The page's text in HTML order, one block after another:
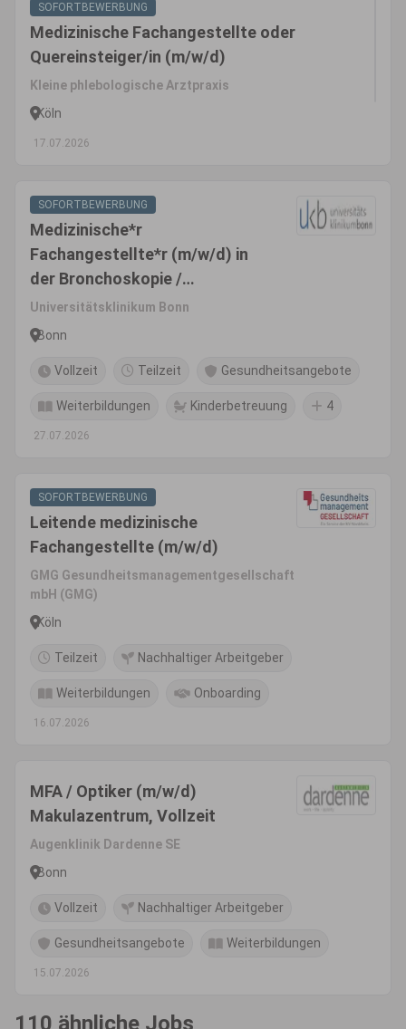
SOFORTBEWERBUNG
Medizinische Fachangestellte oder
Quereinsteiger/in (m/w/d)
Kleine phlebologische Arztpraxis
Köln
17.07.2026
SOFORTBEWERBUNG
Medizinische*r
Fachangestellte*r (m/w/d) in
der Bronchoskopie /
Pneumologischen Ambulanz
Universitätsklinikum Bonn
Bonn
Vollzeit Teilzeit Gesundheitsangebote
Weiterbildungen Kinderbetreuung 4
27.07.2026
SOFORTBEWERBUNG
Leitende medizinische
Fachangestellte (m/w/d)
GMG Gesundheitsmanagementgesellschaft
mbH (GMG)
Köln
Teilzeit Nachhaltiger Arbeitgeber
Weiterbildungen Onboarding
16.07.2026
MFA / Optiker (m/w/d)
Makulazentrum, Vollzeit
Augenklinik Dardenne SE
Bonn
Vollzeit Nachhaltiger Arbeitgeber
Gesundheitsangebote Weiterbildungen
15.07.2026
110 ähnliche Jobs